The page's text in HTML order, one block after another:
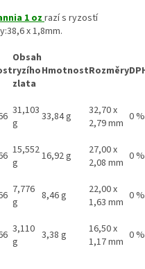
1 ozrazí s ryzostí
x 1,8mm.
Obsah
ryzího
zlata
HmotnostRozměry
31,103
g
33,84 g
32,70 x
2,79 mm 0 %
15,552
g
16,92 g
27,00 x
2,08 mm 0 %
7,776
g
8,46 g
22,00 x
1,63 mm 0 %
3,110
g
3,38 g
16,50 x
1,17 mm 0 %